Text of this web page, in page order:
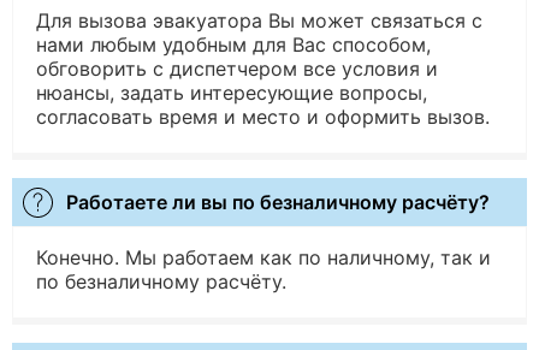
Для вызова эвакуатора Вы может связаться с
нами любым удобным для Вас способом,
обговорить с диспетчером все условия и
нюансы, задать интересующие вопросы,
согласовать время и место и оформить вызов.
Работаете ли вы по безналичному расчёту?
Конечно. Мы работаем как по наличному, так и
по безналичному расчёту.